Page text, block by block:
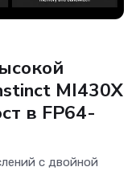
MI430X
в FP64-
с двойной